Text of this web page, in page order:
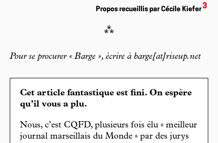
Propos recueillis par Cécile Kiefer3
⁂
Pour se procurer « Barge », écrire à barge[at]riseup.net
Cet article fantastique est fini. On espère
qu’il vous a plu.
Nous, c’est CQFD, plusieurs fois élu « meilleur
journal marseillais du Monde » par des jurys